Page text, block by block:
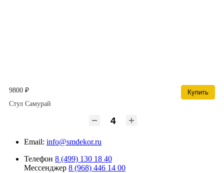
9800 ₽
Купить
Стул Самурай
Email: info@smdekor.ru
Телефон 8 (499) 130 18 40
Мессенджер 8 (968) 446 14 00